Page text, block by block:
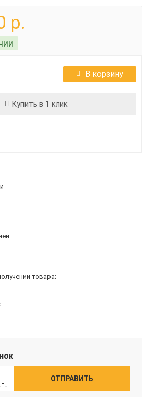
р.
В корзину
Купить в 1 клик
товара;
ОТПРАВИТЬ